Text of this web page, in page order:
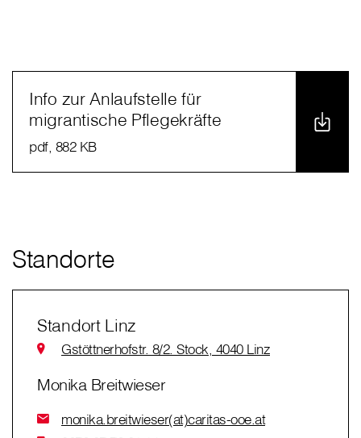
Info zur Anlaufstelle für
migrantische Pflegekräfte
pdf, 882 KB
Standorte
Standort Linz
Gstöttnerhofstr. 8/2. Stock, 4040 Linz
Monika Breitwieser
monika.breitwieser(at)caritas-ooe.at